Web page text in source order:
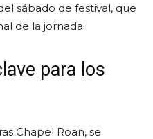
sábado de festival, que
de la jornada.
para los
Chapel Roan, se